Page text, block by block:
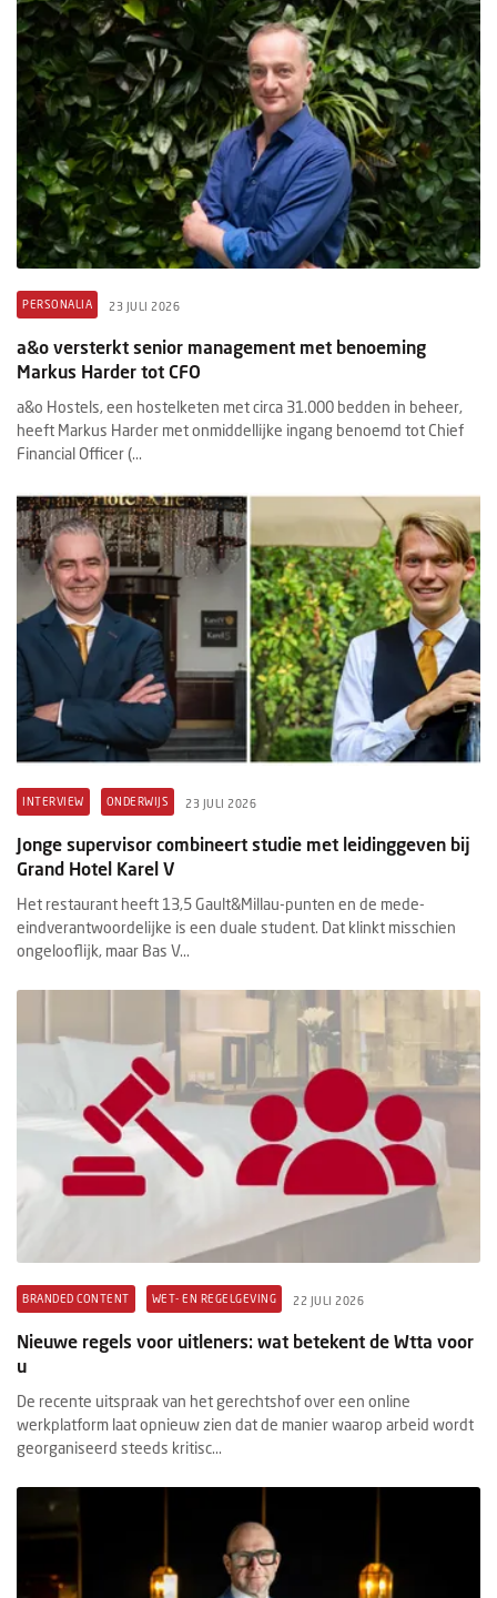
PERSONALIA 23 JULI 2026
a&o versterkt senior management met benoeming
Markus Harder tot CFO
a&o Hostels, een hostelketen met circa 31.000 bedden in beheer,
heeft Markus Harder met onmiddellijke ingang benoemd tot Chief
Financial Officer (...
INTERVIEW ONDERWIJS 23 JULI 2026
Jonge supervisor combineert studie met leidinggeven bij
Grand Hotel Karel V
Het restaurant heeft 13,5 Gault&Millau-punten en de mede-
eindverantwoordelijke is een duale student. Dat klinkt misschien
ongelooflijk, maar Bas V...
BRANDED CONTENT WET- EN REGELGEVING 22 JULI 2026
Nieuwe regels voor uitleners: wat betekent de Wtta voor
u
De recente uitspraak van het gerechtshof over een online
werkplatform laat opnieuw zien dat de manier waarop arbeid wordt
georganiseerd steeds kritisc...